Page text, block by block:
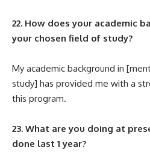
22. How does your academic
your chosen field of study?
My academic background in
study] has provided me with a
this program.
23. What are you doing at
done last 1 year?